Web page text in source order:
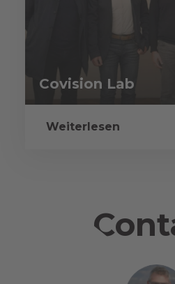
Covision Lab
Weiterlesen